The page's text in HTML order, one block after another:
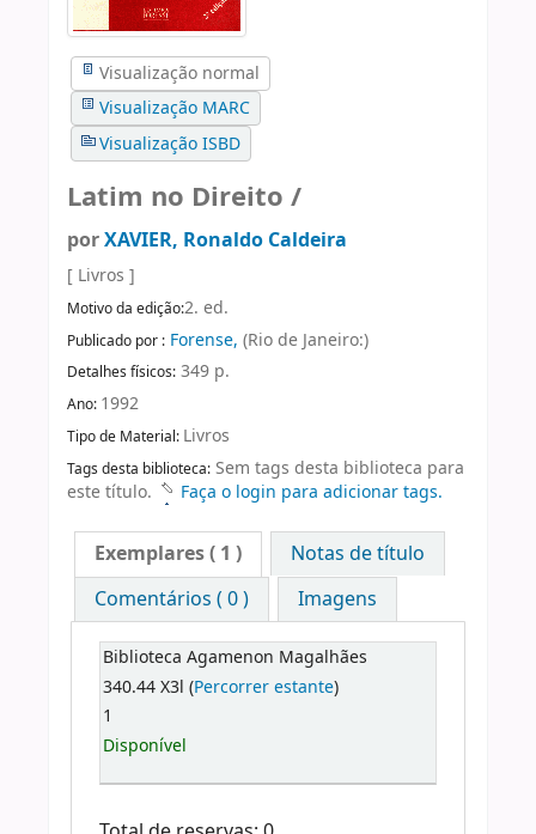
Visualização normal
Visualização MARC
Visualização ISBD
Latim no Direito /
porXAVIER, Ronaldo Caldeira
[ Livros ]
Motivo da edição:2. ed.
Publicado por : Forense, (Rio de Janeiro:)
Detalhes físicos: 349 p.
Ano: 1992
Tipo de Material: Livros
Tags desta biblioteca: Sem tags desta biblioteca para
este título.
Faça o login para adicionar tags.
Exemplares( 1 )
Notas de título
Comentários ( 0 )
Imagens
Biblioteca Agamenon Magalhães
340.44 X3l (Percorrer estante)
1
Disponível